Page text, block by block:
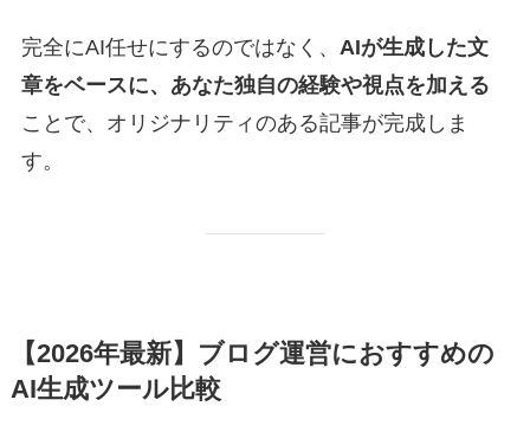
完全にAI任せにするのではなく、 AIが生成した文
章をベースに、あなた独自の経験や視点を加える
ことで、オリジナリティのある記事が完成しま
す。
【2026年最新】ブログ運営におすすめの
AI生成ツール比較